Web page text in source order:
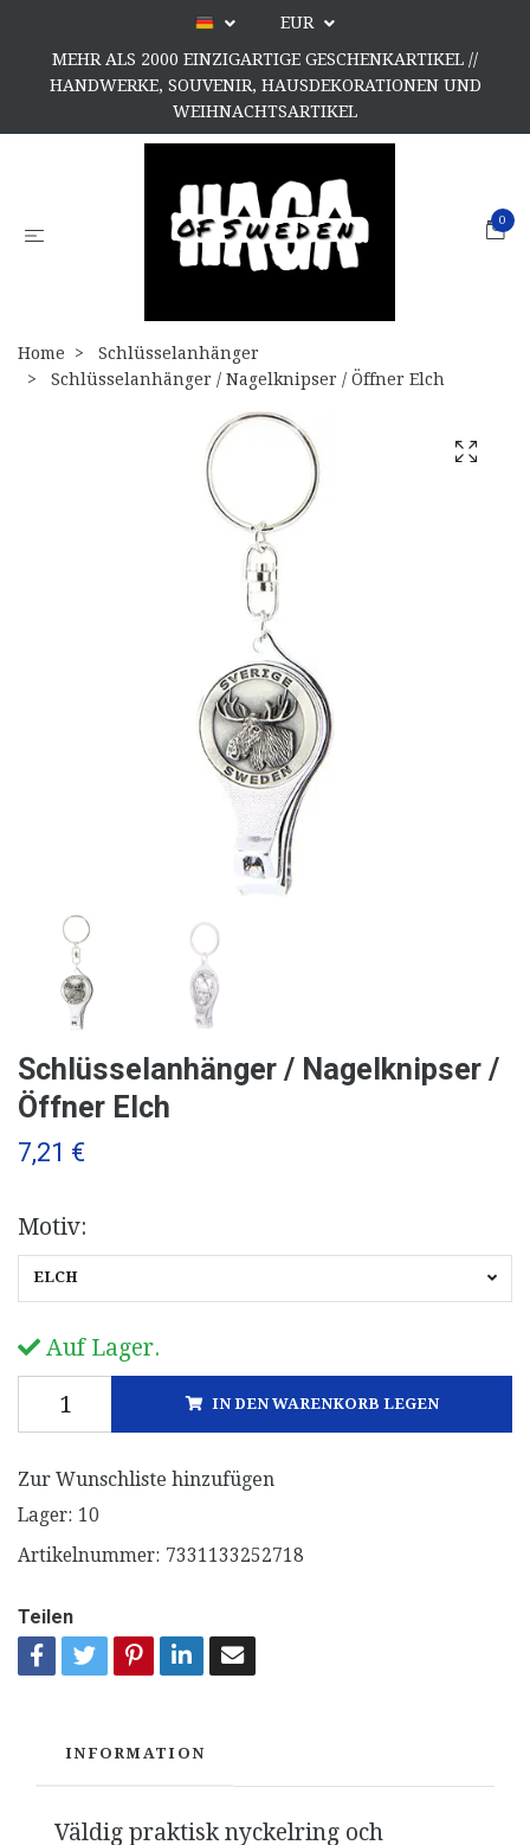
EUR
MEHR ALS 2000 EINZIGARTIGE GESCHENKARTIKEL //
HANDWERKE, SOUVENIR, HAUSDEKORATIONEN UND
WEIHNACHTSARTIKEL
0
Home
Schlüsselanhänger
Schlüsselanhänger / Nagelknipser / Öffner Elch
Schlüsselanhänger / Nagelknipser /
Öffner Elch
7,21 €
Motiv:
ELCH
Auf Lager.
IN DEN WARENKORB LEGEN
Zur Wunschliste hinzufügen
Lager: 10
Artikelnummer: 7331133252718
Teilen
INFORMATION
Väldig praktisk nyckelring och